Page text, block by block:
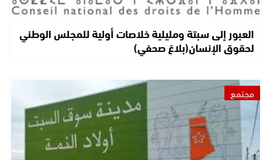
العبور إلى سبتة ومليلية خلاصات أولية للمجلس الوطني
لحقوق الإنسان(بلاغ صحفي)
مجتمع